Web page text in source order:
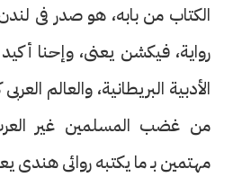
رواية، فيكشن يعنى، وإحنا
الأدبية البريطانية، والعالم
من غضب المسلمين غير
مهتمين بـ ما يكتبه روائى هندى